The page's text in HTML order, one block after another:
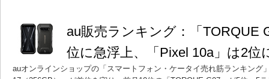
au販売ランキング：「TORQUE
位に急浮上、「Pixel 10a」は2位
auオンラインショップの「スマートフォン・ケータイ売れ筋ランキング